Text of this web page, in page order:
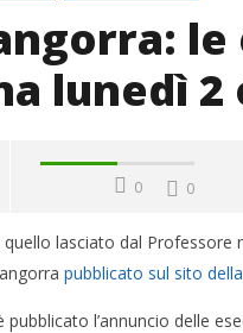
lunedì
0 0
lasciato dal Professore
pubblicato sul sito
l’annuncio delle